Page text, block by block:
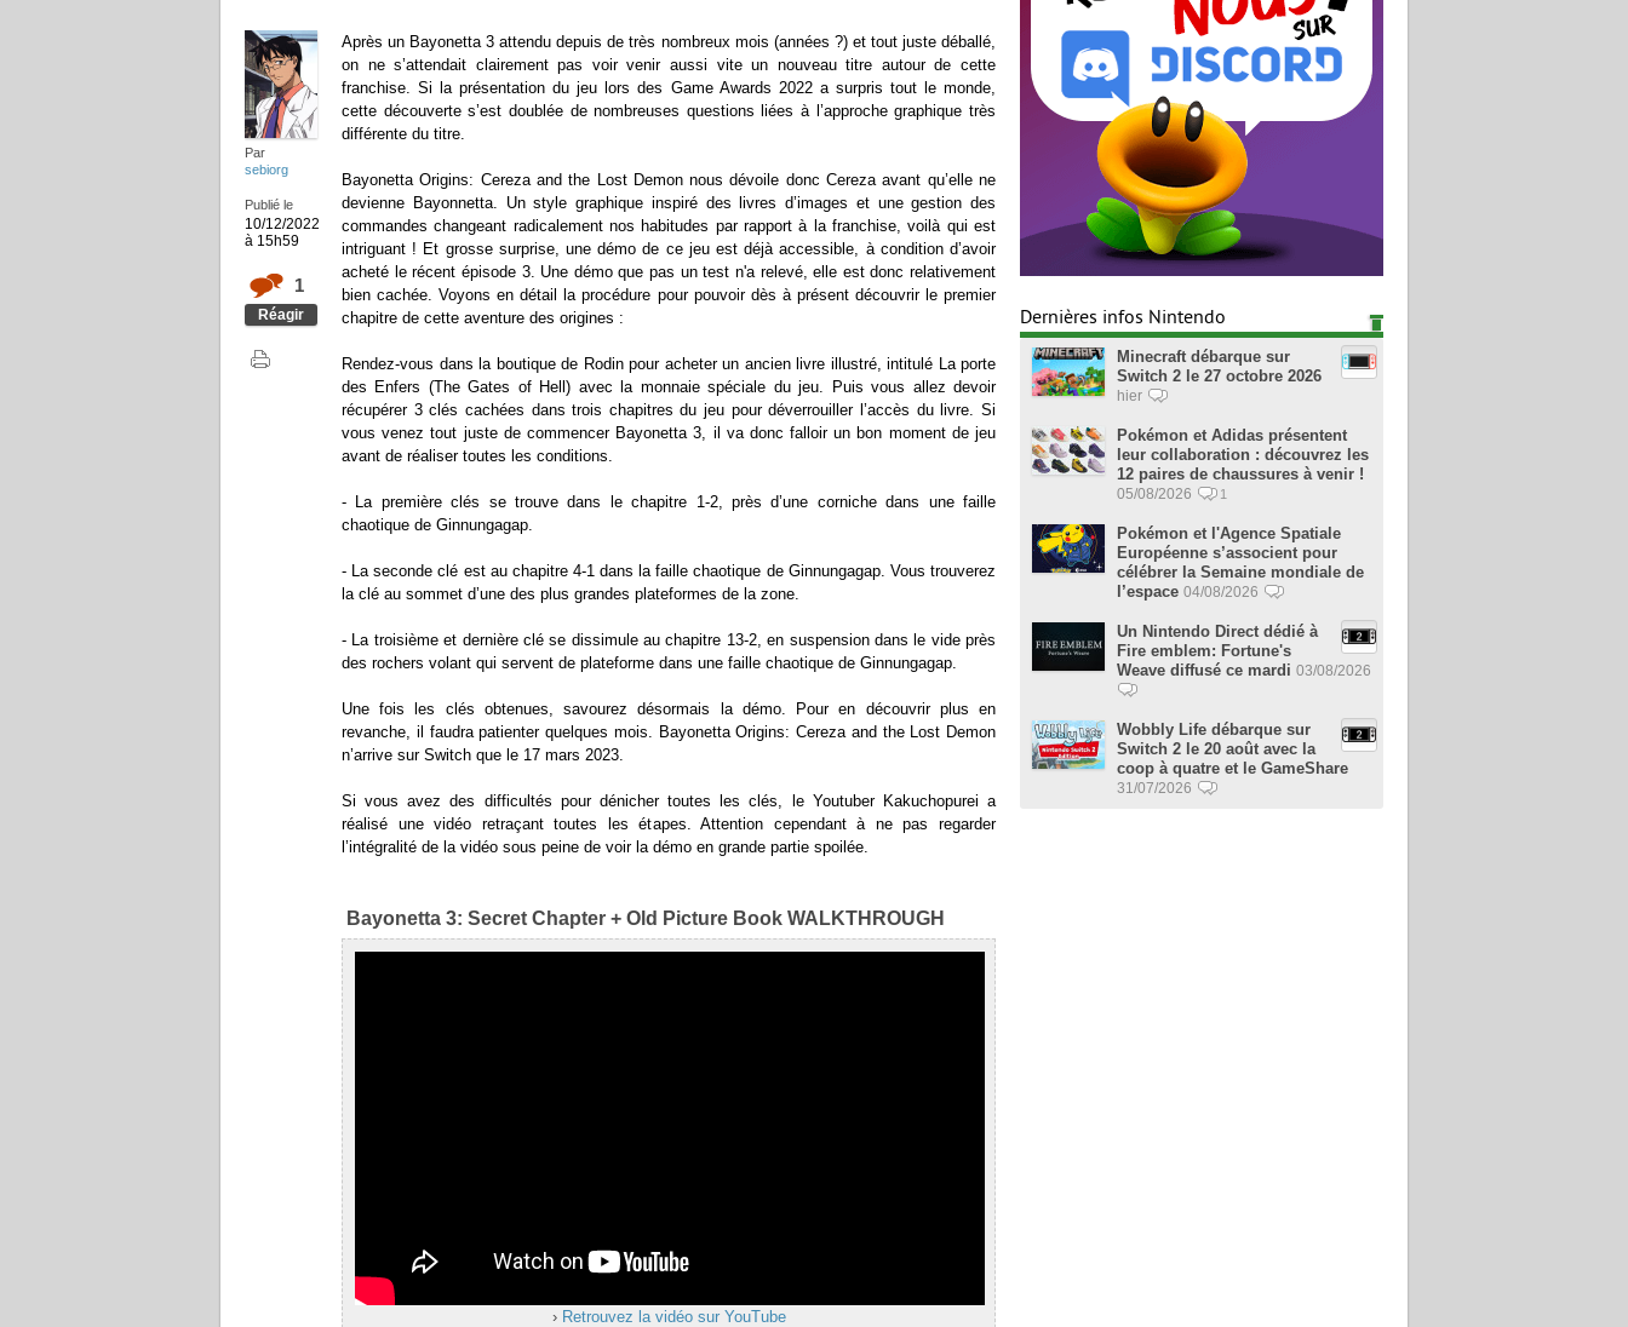
Par
sebiorg
Publié le
10/12/2022
à 15h59
1
Réagir
Après un Bayonetta 3 attendu depuis de très nombreux mois (années ?) et tout juste déballé,
on ne s’attendait clairement pas voir venir aussi vite un nouveau titre autour de cette
franchise. Si la présentation du jeu lors des Game Awards 2022 a surpris tout le monde,
cette découverte s’est doublée de nombreuses questions liées à l’approche graphique très
différente du titre.
Bayonetta Origins: Cereza and the Lost Demon nous dévoile donc Cereza avant qu’elle ne
devienne Bayonnetta. Un style graphique inspiré des livres d’images et une gestion des
commandes changeant radicalement nos habitudes par rapport à la franchise, voilà qui est
intriguant ! Et grosse surprise, une démo de ce jeu est déjà accessible, à condition d’avoir
acheté le récent épisode 3. Une démo que pas un test n'a relevé, elle est donc relativement
bien cachée. Voyons en détail la procédure pour pouvoir dès à présent découvrir le premier
chapitre de cette aventure des origines :
Rendez-vous dans la boutique de Rodin pour acheter un ancien livre illustré, intitulé La porte
des Enfers (The Gates of Hell) avec la monnaie spéciale du jeu. Puis vous allez devoir
récupérer 3 clés cachées dans trois chapitres du jeu pour déverrouiller l’accès du livre. Si
vous venez tout juste de commencer Bayonetta 3, il va donc falloir un bon moment de jeu
avant de réaliser toutes les conditions.
- La première clés se trouve dans le chapitre 1-2, près d’une corniche dans une faille
chaotique de Ginnungagap.
- La seconde clé est au chapitre 4-1 dans la faille chaotique de Ginnungagap. Vous trouverez
la clé au sommet d’une des plus grandes plateformes de la zone.
- La troisième et dernière clé se dissimule au chapitre 13-2, en suspension dans le vide près
des rochers volant qui servent de plateforme dans une faille chaotique de Ginnungagap.
Une fois les clés obtenues, savourez désormais la démo. Pour en découvrir plus en
revanche, il faudra patienter quelques mois. Bayonetta Origins: Cereza and the Lost Demon
n’arrive sur Switch que le 17 mars 2023.
Si vous avez des difficultés pour dénicher toutes les clés, le Youtuber Kakuchopurei a
réalisé une vidéo retraçant toutes les étapes. Attention cependant à ne pas regarder
l’intégralité de la vidéo sous peine de voir la démo en grande partie spoilée.
Bayonetta 3: Secret Chapter + Old Picture Book WALKTHROUGH
› Retrouvez la vidéo sur YouTube
Dernières infos Nintendo
Minecraft débarque sur
Switch 2 le 27 octobre 2026
hier
Pokémon et Adidas présentent
leur collaboration : découvrez les
12 paires de chaussures à venir !
05/08/2026 1
Pokémon et l'Agence Spatiale
Européenne s’associent pour
célébrer la Semaine mondiale de
l’espace 04/08/2026
Un Nintendo Direct dédié à
Fire emblem: Fortune's
Weave diffusé ce mardi 03/08/2026
Wobbly Life débarque sur
Switch 2 le 20 août avec la
coop à quatre et le GameShare
31/07/2026